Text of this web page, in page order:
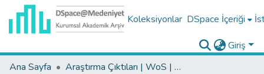
Koleksiyonlar DSpace İçeriği
Giriş
Ana Sayfa
Araştırma Çıktıları | WoS | Scopus | TR-Dizin | PubMed